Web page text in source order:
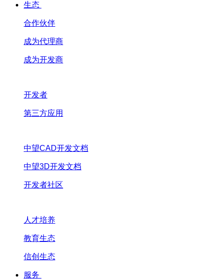
生态
合作伙伴
成为代理商
成为开发商
开发者
第三方应用
中望CAD开发文档
中望3D开发文档
开发者社区
人才培养
教育生态
信创生态
服务